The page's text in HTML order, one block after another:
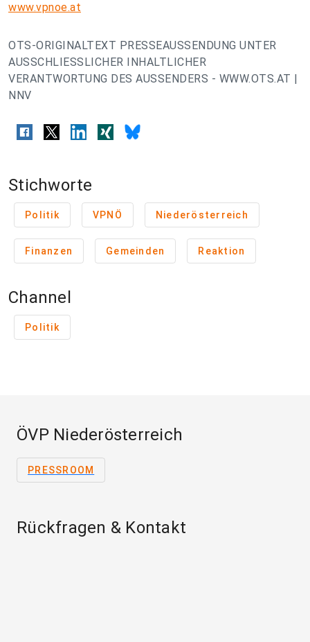
www.vpnoe.at
OTS-ORIGINALTEXT PRESSEAUSSENDUNG UNTER
AUSSCHLIESSLICHER INHALTLICHER
VERANTWORTUNG DES AUSSENDERS - WWW.OTS.AT |
NNV
Stichworte
Politik VPNÖ Niederösterreich
Finanzen Gemeinden Reaktion
Channel
Politik
ÖVP Niederösterreich
PRESSROOM
Rückfragen & Kontakt